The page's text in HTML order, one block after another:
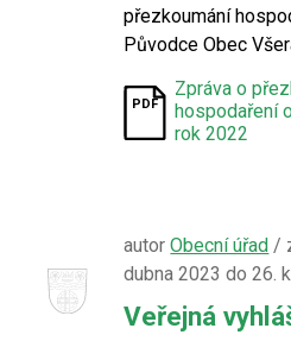
přezkoumání
Původce Obec
Zpráva o
hospodaření
rok 2022
autorObecní úřad /
dubna 2023 do 26.
Veřejná